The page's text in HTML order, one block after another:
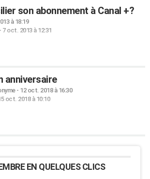
son abonnement à Canal +?
à 18:19
7 oct. 2013 à 12:31
anniversaire
- 12 oct. 2018 à 16:30
oct. 2018 à 10:10
EN QUELQUES CLICS